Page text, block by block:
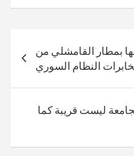
b
ok
gr
a
m
tt
er
بمطار القامشلي من
النظام السوري
ليست قريبة كما